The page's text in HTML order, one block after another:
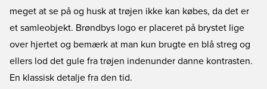
meget at se på og husk at trøjen ikke kan købes, da det er
et samleobjekt. Brøndbys logo er placeret på brystet lige
over hjertet og bemærk at man kun brugte en blå streg og
ellers lod det gule fra trøjen indenunder danne kontrasten.
En klassisk detalje fra den tid.